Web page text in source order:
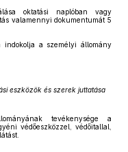
oktatási naplóban vagy
valamennyi dokumentumát 5
a személyi állomány
eszközök és szerek juttatása
tevékenysége a
védőeszközzel, védőitallal,